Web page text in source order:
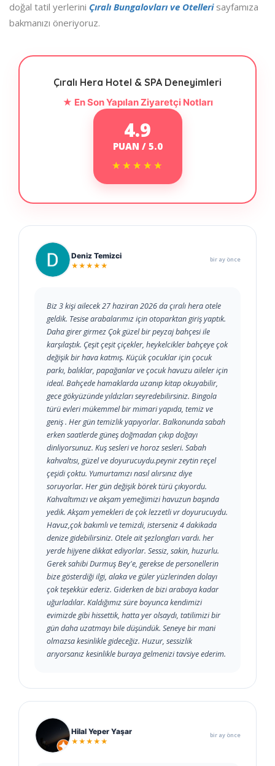
doğal tatil yerlerini Çıralı Bungalovları ve Otellerisayfamıza
bakmanızı öneriyoruz.
Çıralı Hera Hotel & SPA Deneyimleri
★ En Son Yapılan Ziyaretçi Notları
4.9
PUAN / 5.0
★★★★★
★★★★★
Deniz Temizci
★★★★★
bir ay önce
Biz 3 kişi ailecek 27 haziran 2026 da çıralı hera otele
geldik. Tesise arabalarımız için otoparktan giriş yaptık.
Daha girer girmez Çok güzel bir peyzaj bahçesi ile
karşılaştık. Çeşit çeşit çiçekler, heykelcikler bahçeye çok
değişik bir hava katmış. Küçük çocuklar için çocuk
parkı, balıklar, papağanlar ve çocuk havuzu aileler için
ideal. Bahçede hamaklarda uzanıp kitap okuyabilir,
gece gökyüzünde yıldızları seyredebilirsiniz. Bingola
türü evleri mükemmel bir mimari yapıda, temiz ve
geniş . Her gün temizlik yapıyorlar. Balkonunda sabah
erken saatlerde güneş doğmadan çıkıp doğayı
dinliyorsunuz. Kuş sesleri ve horoz sesleri. Sabah
kahvaltısı, güzel ve doyurucuydu.peynir zeytin reçel
çeşidi çoktu. Yumurtamızı nasıl alırsınız diye
soruyorlar. Her gün değişik börek türü çıkıyordu.
Kahvaltımızı ve akşam yemeğimizi havuzun başında
yedik. Akşam yemekleri de çok lezzetli vr doyurucuydu.
Havuz,çok bakımlı ve temizdi, isterseniz 4 dakikada
denize gidebilirsiniz. Otele ait şezlongları vardı. her
yerde hijyene dikkat ediyorlar. Sessiz, sakin, huzurlu.
Gerek sahibi Durmuş Bey'e, gerekse de personellerin
bize gösterdiği ilgi, alaka ve güler yüzlerinden dolayı
çok teşekkür ederiz. Giderken de bizi arabaya kadar
uğurladılar. Kaldığımız süre boyunca kendimizi
evimizde gibi hissettik, hatta yer olsaydı, tatilimizi bir
gün daha uzatmayı bile düşündük. Seneye bir mani
olmazsa kesinlikle gideceğiz. Huzur, sessizlik
arıyorsanız kesinlikle buraya gelmenizi tavsiye ederim.
Hilal Yeper Yaşar
★★★★★
bir ay önce